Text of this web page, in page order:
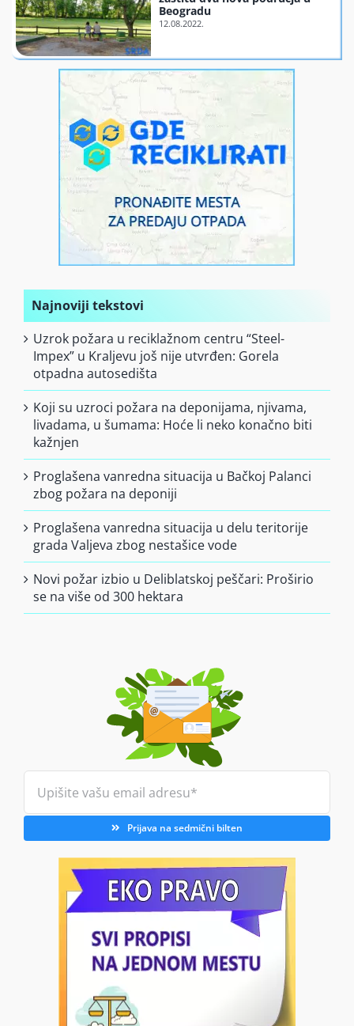
Finansiranje
O nama
Beogradu
Najnoviji tekstovi
Uzrok požara u reciklažnom centru “Steel-
Impex” u Kraljevu još nije utvrđen: Gorela
otpadna autosedišta
Koji su uzroci požara na deponijama, njivama,
livadama, u šumama: Hoće li neko konačno biti
kažnjen
Proglašena vanredna situacija u Bačkoj Palanci
zbog požara na deponiji
Proglašena vanredna situacija u delu teritorije
grada Valjeva zbog nestašice vode
Novi požar izbio u Deliblatskoj peščari: Proširio
se na više od 300 hektara
Prijava na sedmični bilten